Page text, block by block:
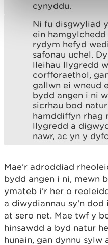
cynyddu.
Ni fu disgwyliad
ein
rydym hefyd
safonau uchel.
lleihau llygredd
corfforaethol,
gallwn ei wneud
bydd angen i ni
sicrhau bod
hamddiffyn rhag
llygredd a
nawr, ac yn y
Mae'r adroddiad
bydd angen i ni, mewn
ymateb i'r her o
a diwydiannau sy'n
at sero net. Mae twf y
hinsawdd a byd natur
hunain, gan dynnu sylw